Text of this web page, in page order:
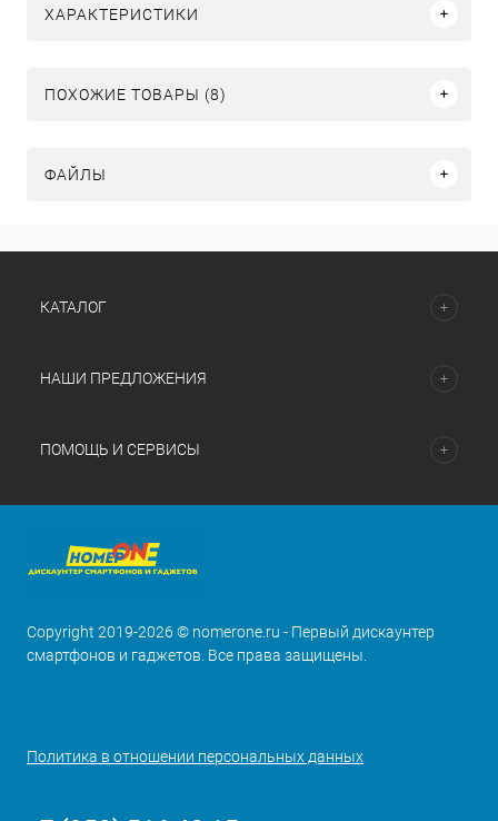
ХАРАКТЕРИСТИКИ
ПОХОЖИЕ ТОВАРЫ (8)
ФАЙЛЫ
КАТАЛОГ
НАШИ ПРЕДЛОЖЕНИЯ
ПОМОЩЬ И СЕРВИСЫ
Copyright 2019-2026 © nomerone.ru - Первый дискаунтер
смартфонов и гаджетов. Все права защищены.
Политика в отношении персональных данных